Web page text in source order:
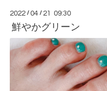
2022 /04 / 21 09:30
鮮やかグリーン